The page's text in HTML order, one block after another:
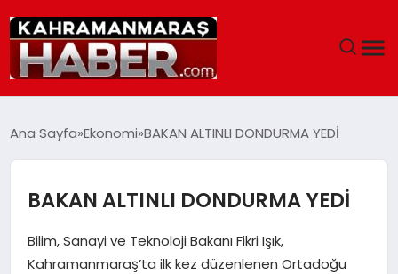
SIYASET
EĞITIM
EKONOMI
Ana Sayfa Ekonomi BAKAN ALTINLI DONDURMA YEDİ
BAKAN ALTINLI DONDURMA YEDİ
Bilim, Sanayi ve Teknoloji Bakanı Fikri Işık,
Kahramanmaraş’ta ilk kez düzenlenen Ortadoğu